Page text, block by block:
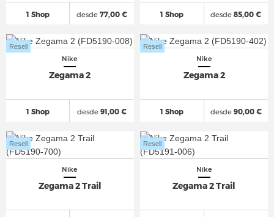
1 Shop desde77,00 € 1 Shop desde 85,00 €
Nike
Zegama 2
1 Shop
Resell
desde91,00 €
Nike
Zegama 2
1 Shop
Resell
desde90,00 €
Nike
Zegama 2 Trail
Resell
Nike
Zegama 2 Trail
Resell